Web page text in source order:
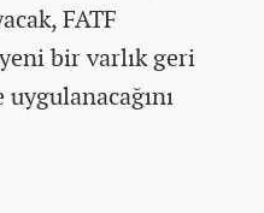
FATF
bir varlık geri